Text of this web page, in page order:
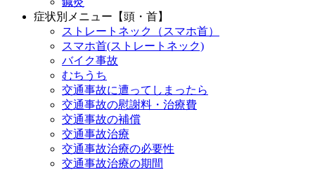
症状別メニュー【頭・首】
ストレートネック（スマホ首）
スマホ首(ストレートネック)
バイク事故
むちうち
交通事故に遭ってしまったら
交通事故の慰謝料・治療費
交通事故の補償
交通事故治療
交通事故治療の必要性
交通事故治療の期間